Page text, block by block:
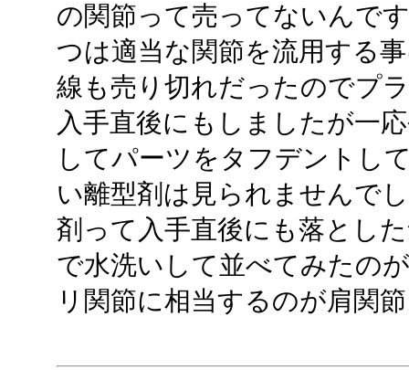
の関節って売ってないんで
つは適当な関節を流用する
線も売り切れだったのでプ
入手直後にもしましたが一
してパーツをタフデントし
い離型剤は見られませんで
剤って入手直後にも落とし
で水洗いして並べてみたの
リ関節に相当するのが肩関